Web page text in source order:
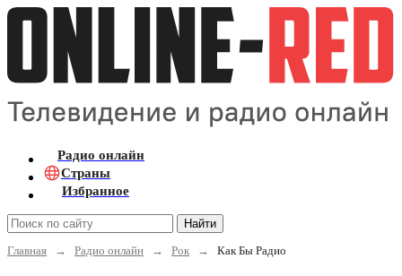
Радио онлайн
Страны
Избранное
Найти
Главная
→ Радио онлайн → Рок → Как Бы Радио